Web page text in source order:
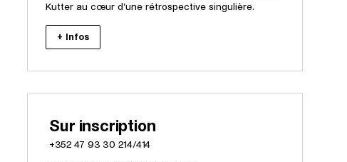
Kutter au cœur d’une rétrospective singulière.
+ Infos
Sur inscription
+352 47 93 30 214/414